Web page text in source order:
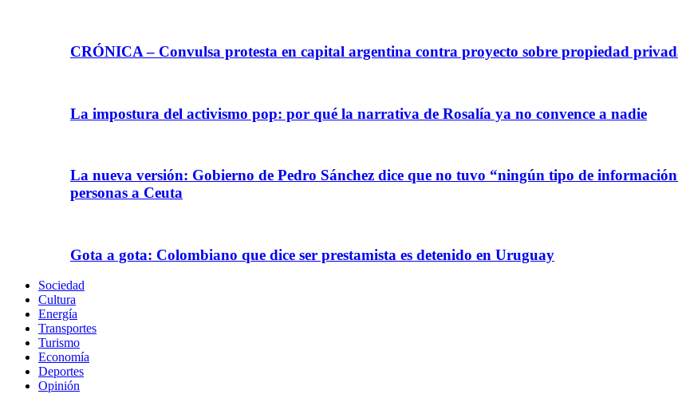
CRÓNICA – Convulsa protesta en capital argentina contra proyecto sobre propiedad
La impostura del activismo pop: por qué la narrativa de Rosalía ya no convence a nadie
La nueva versión: Gobierno de Pedro Sánchez dice que no tuvo “ningún tipo de
personas a Ceuta
Gota a gota: Colombiano que dice ser prestamista es detenido en Uruguay
Sociedad
Cultura
Energía
Transportes
Turismo
Economía
Deportes
Opinión